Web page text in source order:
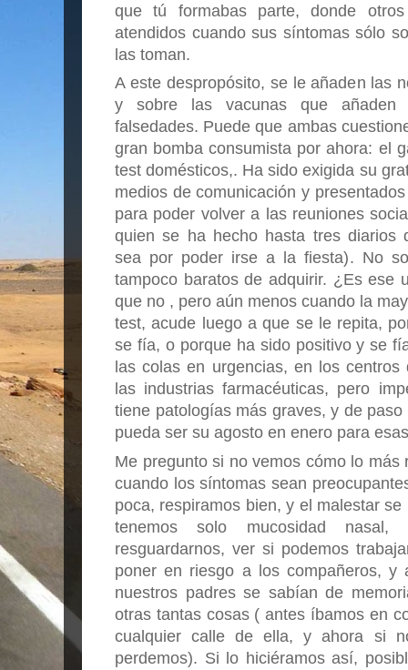
que tú formabas parte, donde
atendidos cuando sus síntomas sólo
las toman.
A este despropósito, se le añaden las
y sobre las vacunas que añaden
falsedades. Puede que ambas
gran bomba consumista por ahora: el
test domésticos,. Ha sido exigida su
medios de comunicación y
para poder volver a las reuniones
quien se ha hecho hasta tres diarios
sea por poder irse a la fiesta). No
tampoco baratos de adquirir. ¿Es ese
que no , pero aún menos cuando la
test, acude luego a que se le repita,
se fía, o porque ha sido positivo y se
las colas en urgencias, en los
las industrias farmacéuticas, pero
tiene patologías más graves, y de
pueda ser su agosto en enero para
Me pregunto si no vemos cómo lo más
cuando los síntomas sean
poca, respiramos bien, y el malestar
tenemos solo mucosidad
resguardarnos, ver si podemos
poner en riesgo a los compañeros, y
nuestros padres se sabían de
otras tantas cosas ( antes íbamos en
cualquier calle de ella, y ahora si
perdemos). Si lo hiciéramos así,